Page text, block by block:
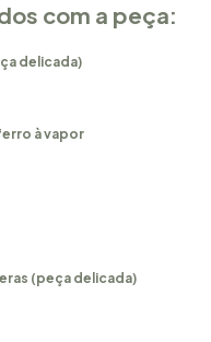
com a peça:
delicada)
à vapor
(peça delicada)